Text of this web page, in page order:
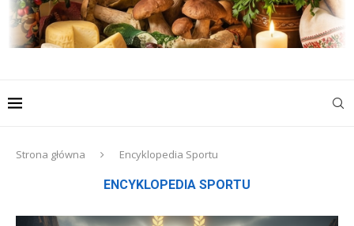
Strona główna Encyklopedia Sportu
ENCYKLOPEDIA SPORTU